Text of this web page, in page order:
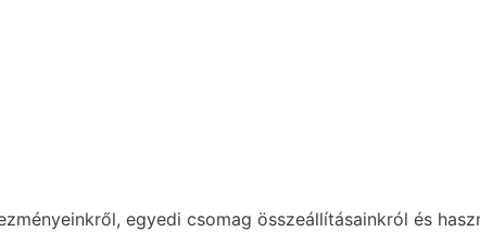
egyedi csomag összeállításainkról és